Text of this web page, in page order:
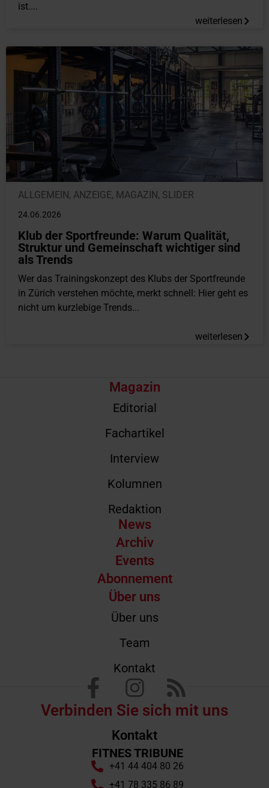
ist....
weiterlesen
ALLGEMEIN, ANZEIGE, MAGAZIN, SLIDER
24.06.2026
Klub der Sportfreunde: Warum Qualität,
Struktur und Gemeinschaft wichtiger sind
als Trends
Wer das Trainingskonzept des Klubs der Sportfreunde
in Zürich verstehen möchte, merkt schnell: Hier geht es
nicht um kurzlebige Trends...
weiterlesen
Magazin
Editorial
Fachartikel
Interview
Kolumnen
Redaktion
News
Archiv
Events
Abonnement
Über uns
Über uns
Team
Kontakt
Kontakt
FITNES TRIBUNE
+41 44 404 80 26
+41 78 335 86 89
Verbinden Sie sich mit uns